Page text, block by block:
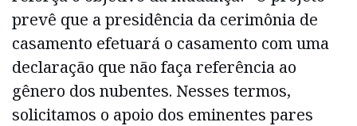
prevê que a presidência da cerimônia de
casamento efetuará o casamento com uma
declaração que não faça referência ao
gênero dos nubentes. Nesses termos,
solicitamos o apoio dos eminentes pares